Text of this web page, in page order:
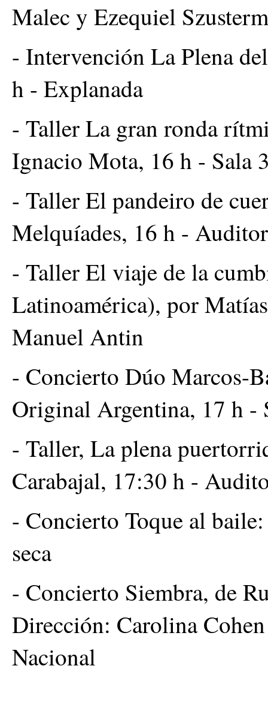
Malec y Ezequiel
- Intervención La Plena
h - Explanada
- Taller La gran ronda
Ignacio Mota, 16 h - Sala
- Taller El pandeiro de
Melquíades, 16 h -
- Taller El viaje de la
Latinoamérica), por
Manuel Antin
- Concierto Dúo Marcos-
Original Argentina, 17 h -
- Taller, La plena
Carabajal, 17:30 h -
- Concierto Toque al
seca
- Concierto Siembra, de
Dirección: Carolina
Nacional